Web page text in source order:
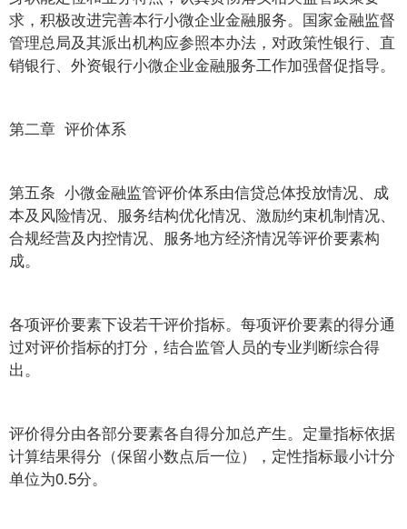
求，积极改进完善本行小微企业金融服务。国家金融监督
管理总局及其派出机构应参照本办法，对政策性银行、直
销银行、外资银行小微企业金融服务工作加强督促指导。
第二章 评价体系
第五条 小微金融监管评价体系由信贷总体投放情况、成
本及风险情况、服务结构优化情况、激励约束机制情况、
合规经营及内控情况、服务地方经济情况等评价要素构
成。
各项评价要素下设若干评价指标。每项评价要素的得分通
过对评价指标的打分，结合监管人员的专业判断综合得
出。
评价得分由各部分要素各自得分加总产生。定量指标依据
计算结果得分（保留小数点后一位），定性指标最小计分
单位为0.5分。